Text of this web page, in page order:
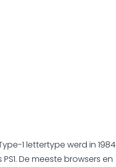
1 lettertype werd in 1984
De meeste browsers en